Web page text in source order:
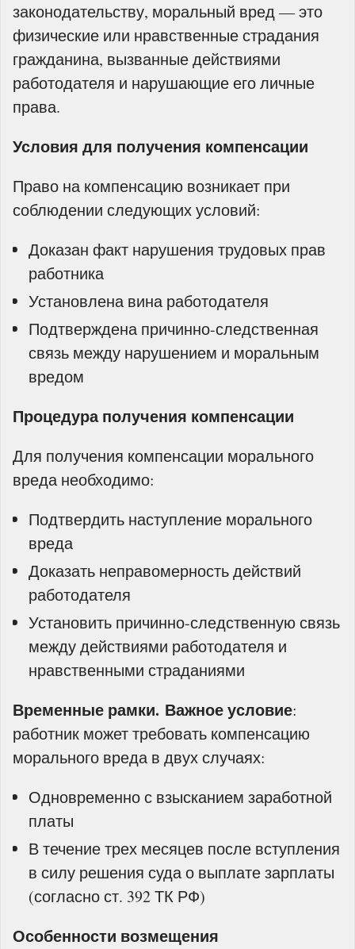
законодательству, моральный вред — это
физические или нравственные страдания
гражданина, вызванные действиями
работодателя и нарушающие его личные
права.
Условия для получения компенсации
Право на компенсацию возникает при
соблюдении следующих условий:
Доказан факт нарушения трудовых прав
работника
Установлена вина работодателя
Подтверждена причинно-следственная
связь между нарушением и моральным
вредом
Процедура получения компенсации
Для получения компенсации морального
вреда необходимо:
Подтвердить наступление морального
вреда
Доказать неправомерность действий
работодателя
Установить причинно-следственную связь
между действиями работодателя и
нравственными страданиями
Временные рамки. Важное условие:
работник может требовать компенсацию
морального вреда в двух случаях:
Одновременно с взысканием заработной
платы
В течение трех месяцев после вступления
в силу решения суда о выплате зарплаты
(согласно ст. 392 ТК РФ)
Особенности возмещения